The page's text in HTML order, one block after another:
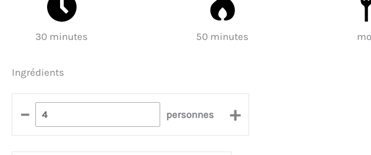
30 minutes 50 minutes
Ingrédients
– personnes +